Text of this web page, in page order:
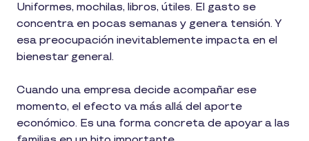
Uniformes, mochilas, libros, útiles. El gasto se
concentra en pocas semanas y genera tensión. Y
esa preocupación inevitablemente impacta en el
bienestar general.
Cuando una empresa decide acompañar ese
momento, el efecto va más allá del aporte
económico. Es una forma concreta de apoyar a las